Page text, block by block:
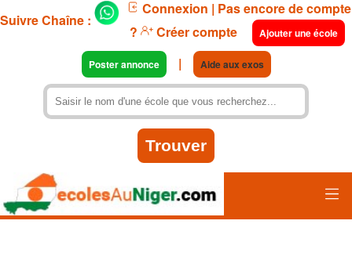
Suivre Chaîne :
Connexion | Pas encore de compte
?
Créer compte Ajouter une école
Poster annonce | Aide aux exos